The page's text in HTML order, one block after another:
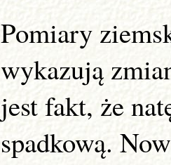
Pomiary
wykazują
jest fakt, że
spadkową.